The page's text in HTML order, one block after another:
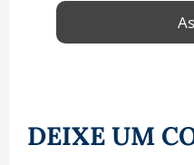
DEIXE UM